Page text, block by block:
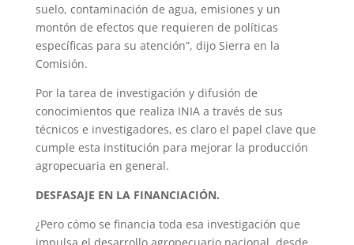
suelo, contaminación de agua, emisiones y un
montón de efectos que requieren de políticas
específicas para su atención”, dijo Sierra en la
Comisión.
Por la tarea de investigación y difusión de
conocimientos que realiza INIA a través de sus
técnicos e investigadores, es claro el papel clave que
cumple esta institución para mejorar la producción
agropecuaria en general.
DESFASAJE EN LA FINANCIACIÓN.
¿Pero cómo se financia toda esa investigación que